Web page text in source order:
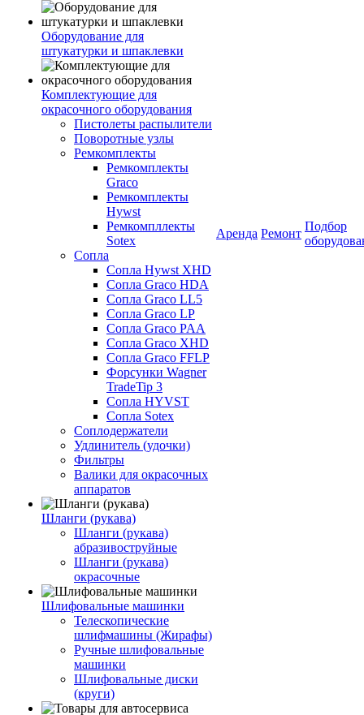
Оборудование для
штукатурки и шпаклевки
Комплектующие для
окрасочного оборудования
Пистолеты распылители
Поворотные узлы
Ремкомплекты
Ремкомплекты
Graco
Ремкомплекты
Hywst
Ремкомпллекты
Sotex
Сопла
Сопла Hywst XHD
Сопла Graco HDA
Сопла Graco LL5
Сопла Graco LP
Сопла Graco PAA
Сопла Graco XHD
Сопла Graco FFLP
Форсунки Wagner
TradeTip 3
Сопла HYVST
Сопла Sotex
Соплодержатели
Удлинитель (удочки)
Фильтры
Валики для окрасочных
аппаратов
Шланги (рукава)
Шланги (рукава)
абразивоструйные
Шланги (рукава)
окрасочные
Шлифовальные машинки
Телескопические
шлифмашины (Жирафы)
Ручные шлифовальные
машинки
Шлифовальные диски
(круги)
Аренда Ремонт
Подбор